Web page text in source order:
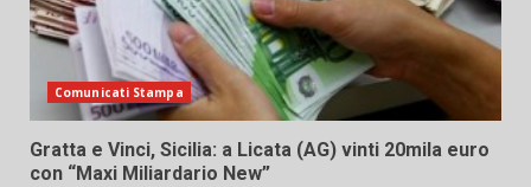
Comunicati Stampa
Gratta e Vinci, Sicilia: a Licata (AG) vinti 20mila euro
con “Maxi Miliardario New”